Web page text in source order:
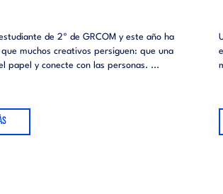
de 2º de GRCOM y este año ha
que muchos creativos persiguen: que una
papel y conecte con las personas. ...